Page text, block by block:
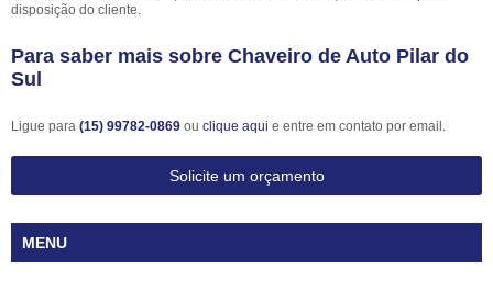
disposição do cliente.
Para saber mais sobre Chaveiro de Auto Pilar do
Sul
Ligue para (15) 99782-0869 ou clique aqui e entre em contato por email.
Solicite um orçamento
MENU